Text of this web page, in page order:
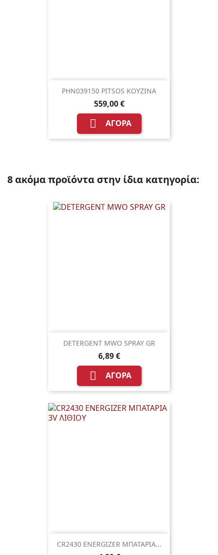
PHN039150 PITSOS KOYZINA
559,00 €
 ΑΓΟΡΆ
8 ακόμα προϊόντα στην ίδια κατηγορία:
DETERGENT MWO SPRAY GR
6,89 €
 ΑΓΟΡΆ
CR2430 ENERGIZER ΜΠΑΤΑΡΙΑ...